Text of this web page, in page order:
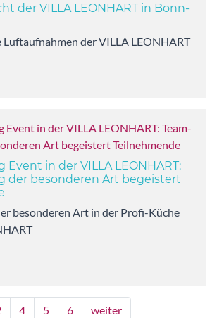
der VILLA LEONHART in Bonn-
Luftaufnahmen der VILLA LEONHART
Event in der VILLA LEONHART:
der besonderen Art begeistert
besonderen Art in der Profi-Küche
4 5 6 weiter